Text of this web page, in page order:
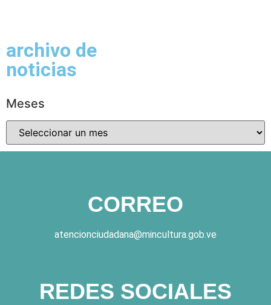
archivo de
noticias
Meses
CORREO
atencionciudadana@mincultura.gob.ve
REDES SOCIALES